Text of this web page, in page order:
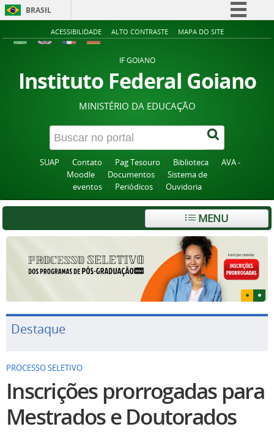
BRASIL
Simplifique!
Acesso à informação
Legislação
Canais
ACESSIBILIDADE ALTO CONTRASTE MAPA DO SITE
IF GOIANO
Instituto Federal Goiano
MINISTÉRIO DA EDUCAÇÃO
SUAP Contato Pag Tesouro Biblioteca
AVA -
Moodle
Documentos
Sistema de
eventos
Periódicos Ouvidoria
MENU
Destaque
PROCESSO SELETIVO
Inscrições prorrogadas para
Mestrados e Doutorados